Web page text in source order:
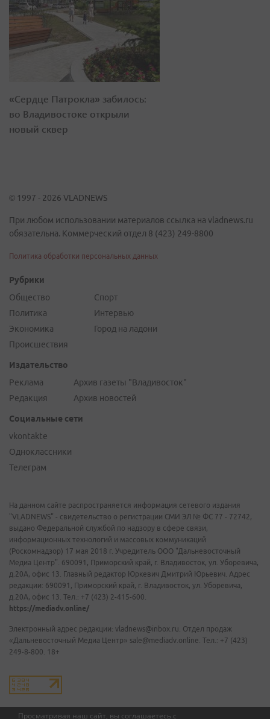
Просматривая наш сайт, вы соглашаетесь с
«Сердце Патрокла» забилось:
во Владивостоке открыли
новый сквер
© 1997 - 2026 VLADNEWS
При любом использовании материалов ссылка на vladnews.ru
обязательна. Коммерческий отдел 8 (423) 249-8800
Политика обработки персональных данных
Рубрики
Общество
Политика
Экономика
Происшествия
Спорт
Интервью
Город на ладони
Издательство
Реклама
Редакция
Архив газеты "Владивосток"
Архив новостей
Социальные сети
vkontakte
Одноклассники
Телеграм
На данном сайте распространяется информация сетевого издания
"VLADNEWS" - свидетельство о регистрации СМИ ЭЛ № ФС 77 - 72742,
выдано Федеральной службой по надзору в сфере связи,
информационных технологий и массовых коммуникаций
(Роскомнадзор) 17 мая 2018 г. Учредитель ООО "Дальневосточный
Медиа Центр". 690091, Приморский край, г. Владивосток, ул. Уборевича,
д.20А, офис 13. Главный редактор Юркевич Дмитрий Юрьевич. Адрес
редакции: 690091, Приморский край, г. Владивосток, ул. Уборевича,
д.20А, офис 13. Тел.: +7 (423) 2-415-600.
https://mediadv.online/
Электронный адрес редакции: vladnews@inbox.ru. Отдел продаж
«Дальневосточный Медиа Центр» sale@mediadv.online. Тел.: +7 (423)
249-8-800. 18+